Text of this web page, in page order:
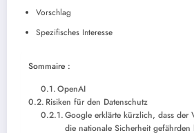
Vorschlag
Spezifisches Interesse
Sommaire :
OpenAI
Risiken für den Datenschutz
Google erklärte kürzlich, dass der
die nationale Sicherheit gefährden